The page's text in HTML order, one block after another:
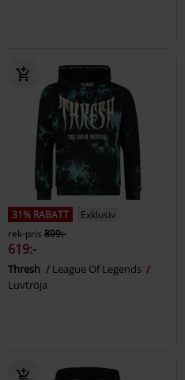
31% RABATT
Exklusiv
rek-pris 899:-
619:-
Thresh
League Of Legends
Luvtröja